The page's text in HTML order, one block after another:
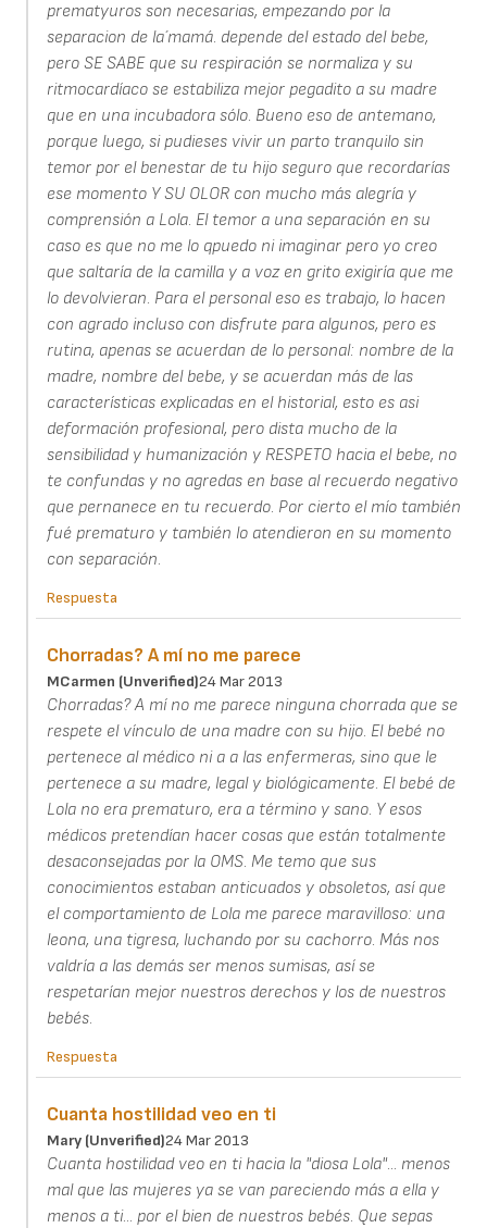
prematyuros son necesarias, empezando por la
separacion de la´mamá. depende del estado del bebe,
pero SE SABE que su respiración se normaliza y su
ritmocardíaco se estabiliza mejor pegadito a su madre
que en una incubadora sólo. Bueno eso de antemano,
porque luego, si pudieses vivir un parto tranquilo sin
temor por el benestar de tu hijo seguro que recordarías
ese momento Y SU OLOR con mucho más alegría y
comprensión a Lola. El temor a una separación en su
caso es que no me lo qpuedo ni imaginar pero yo creo
que saltaría de la camilla y a voz en grito exigiría que me
lo devolvieran. Para el personal eso es trabajo, lo hacen
con agrado incluso con disfrute para algunos, pero es
rutina, apenas se acuerdan de lo personal: nombre de la
madre, nombre del bebe, y se acuerdan más de las
características explicadas en el historial, esto es asi
deformación profesional, pero dista mucho de la
sensibilidad y humanización y RESPETO hacia el bebe, no
te confundas y no agredas en base al recuerdo negativo
que pernanece en tu recuerdo. Por cierto el mío también
fué prematuro y también lo atendieron en su momento
con separación.
Respuesta
Chorradas? A mí no me parece
MCarmen (unverified)24 Mar 2013
Chorradas? A mí no me parece ninguna chorrada que se
respete el vínculo de una madre con su hijo. El bebé no
pertenece al médico ni a a las enfermeras, sino que le
pertenece a su madre, legal y biológicamente. El bebé de
Lola no era prematuro, era a término y sano. Y esos
médicos pretendían hacer cosas que están totalmente
desaconsejadas por la OMS. Me temo que sus
conocimientos estaban anticuados y obsoletos, así que
el comportamiento de Lola me parece maravilloso: una
leona, una tigresa, luchando por su cachorro. Más nos
valdría a las demás ser menos sumisas, así se
respetarían mejor nuestros derechos y los de nuestros
bebés.
Respuesta
Cuanta hostilidad veo en ti
Mary (unverified)24 Mar 2013
Cuanta hostilidad veo en ti hacia la "diosa Lola"... menos
mal que las mujeres ya se van pareciendo más a ella y
menos a ti... por el bien de nuestros bebés. Que sepas